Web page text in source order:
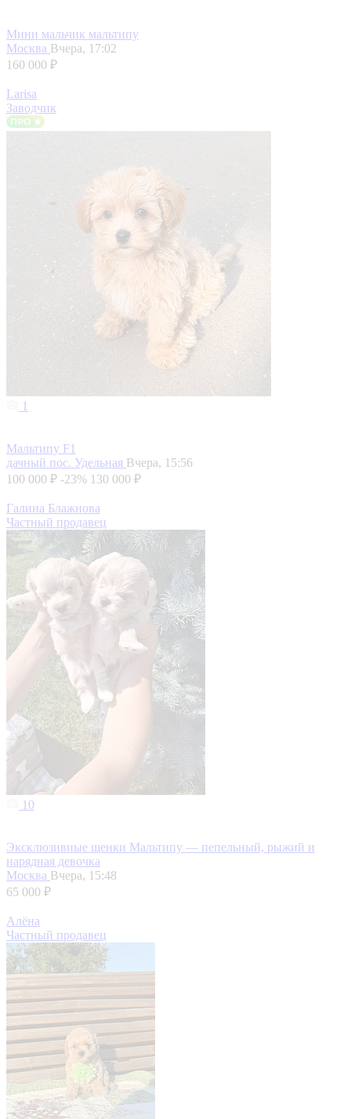
Мини мальчик мальтипу
Москва Вчера, 17:02
160 000 ₽
Larisa
Заводчик
1
Мальтипу F1
дачный пос. Удельная Вчера, 15:56
100 000 ₽ -23% 130 000 ₽
Галина Блажнова
Частный продавец
10
Эксклюзивные щенки Мальтипу — пепельный, рыжий и
нарядная девочка
Москва Вчера, 15:48
65 000 ₽
Алёна
Частный продавец